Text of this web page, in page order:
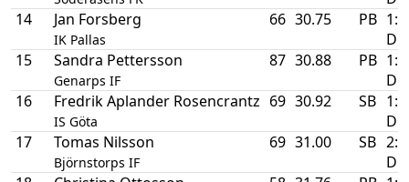
14
Jan Forsberg
IK Pallas
66 30.75 PB 1:a
15
Sandra Pettersson
Genarps IF
87 30.88 PB 1:a
16
Fredrik Aplander Rosencrantz
IS Göta
69 30.92 SB 1:a
17
Tomas Nilsson
Björnstorps IF
69 31.00 SB 2:a